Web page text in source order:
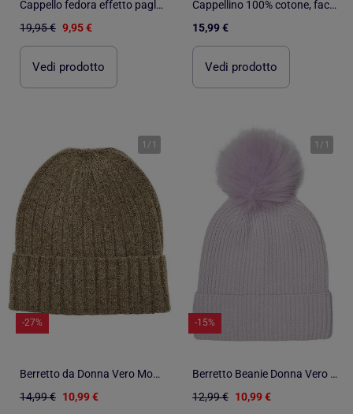
Cappello fedora effetto paglia Kebello
19,95 € 9,95 €
Vedi prodotto
Cappellino 100% cotone, facilmente regolabile, da 57 a 59 cm, unisex unisex adulto Isotoner
15,99 €
Vedi prodotto
1 / 1
-27%
Berretto da Donna Vero Moda
14,99 € 10,99 €
1 / 1
-15%
Berretto Beanie Donna Vero Moda
12,99 € 10,99 €